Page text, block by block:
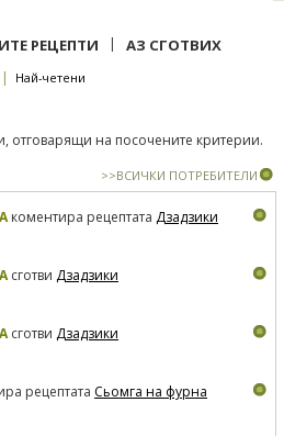
РЕЦЕПТИ | АЗ СГОТВИХ
| Най-четени
отговарящи на посочените критерии.
>>ВСИЧКИ ПОТРЕБИТЕЛИ
коментира рецептата Дзадзики
сготви Дзадзики
сготви Дзадзики
рецептата Сьомга на фурна